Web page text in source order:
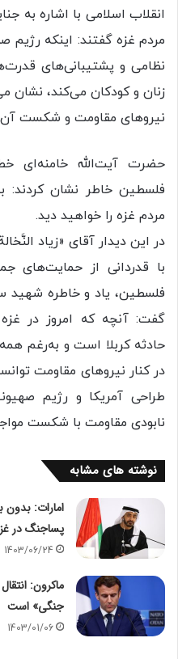
انقلاب اسلامی با اشاره به
مردم غزه گفتند: اینکه
نظامی و پشتیبانی‌های
زنان و کودکان می‌کند، نشان
نیرو‌های مقاومت و شکست
حضرت آیت‌الله خامنه‌ای
فلسطین خاطر نشان کردند:
مردم غزه را خواهید دید.
در این دیدار آقای «زیاد
با قدردانی از حمایت‌های
فلسطین، یاد و خاطره شهید
گفت: آنچه که امروز در غزه
حادثه کربلا است و به‌رغم
در کنار نیرو‌های مقاومت
طراحی آمریکا و رژیم
نابودی مقاومت با شکست
نوشته های مشابه
امارات: بدون
پساجنگ در
1403/06/24
ماکرون:
جنگی» است
1403/01/06